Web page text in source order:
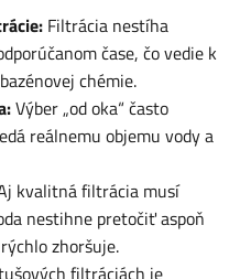
Filtrácia nestíha
čase, čo vedie k
chémie.
Výber „od oka“ často
reálnemu objemu vody a
kvalitná filtrácia musí
nestihne pretočiť aspoň
zhoršuje.